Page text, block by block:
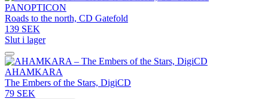
PANOPTICON
Roads to the north, CD Gatefold
139 SEK
Slut i lager
AHAMKARA
The Embers of the Stars, DigiCD
79 SEK